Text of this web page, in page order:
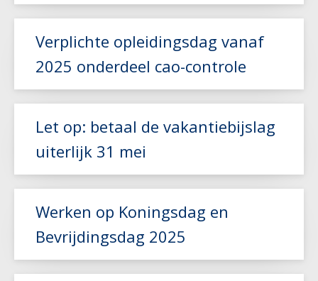
Lees meer
Verplichte opleidingsdag vanaf
2025 onderdeel cao-controle
Let op: betaal de vakantiebijslag
uiterlijk 31 mei
Lees meer
Werken op Koningsdag en
Bevrijdingsdag 2025